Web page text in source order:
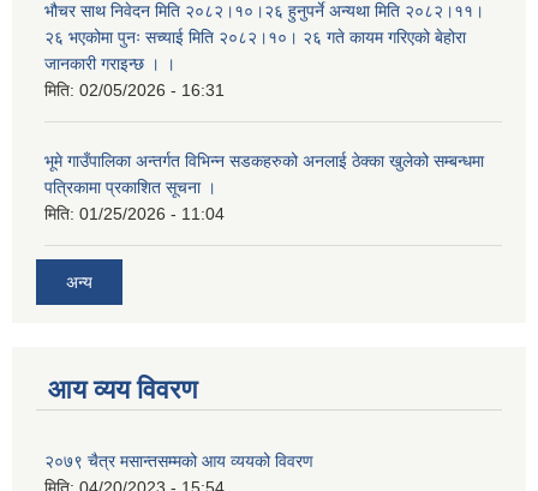
भौचर साथ निवेदन मिति २०८२।१०।२६ हुनुपर्ने अन्यथा मिति २०८२।११।
२६ भएकोमा पुनः सच्याई मिति २०८२।१०। २६ गते कायम गरिएको बेहोरा
जानकारी गराइन्छ । ।
मिति: 02/05/2026 - 16:31
भूमे गाउँपालिका अन्तर्गत विभिन्न सडकहरुको अनलाई ठेक्का खुलेको सम्बन्धमा
पत्रिकामा प्रकाशित सूचना ।
मिति: 01/25/2026 - 11:04
अन्य
आय व्यय विवरण
२०७९ चैत्र मसान्तसम्मको आय व्ययको विवरण
मिति: 04/20/2023 - 15:54